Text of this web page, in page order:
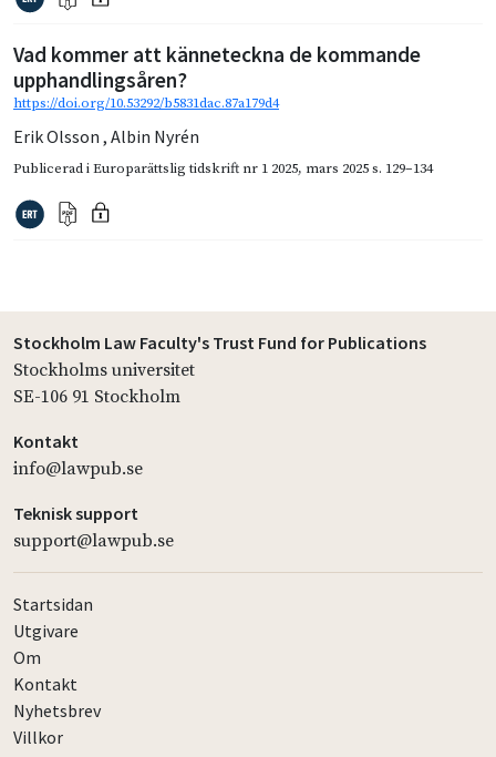
Vad kommer att känneteckna de kommande
upphandlingsåren?
https://doi.org/10.53292/b5831dac.87a179d4
Erik Olsson , Albin Nyrén
Publicerad iEuroparättslig tidskrift nr 1 2025, mars 2025s. 129–134
Stockholm Law Faculty's Trust Fund for Publications
Stockholms universitet
SE-106 91 Stockholm
Kontakt
info@lawpub.se
Teknisk support
support@lawpub.se
Startsidan
Utgivare
Om
Kontakt
Nyhetsbrev
Villkor